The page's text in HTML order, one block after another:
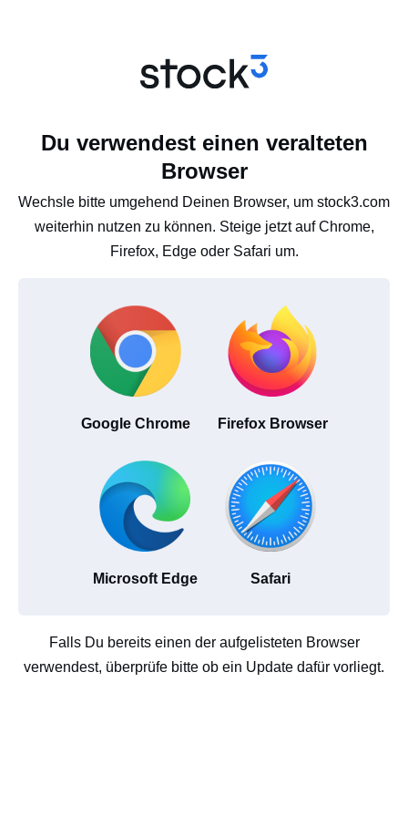
Du verwendest einen veralteten
Browser
Wechsle bitte umgehend Deinen Browser, um stock3.com
weiterhin nutzen zu können. Steige jetzt auf Chrome,
Firefox, Edge oder Safari um.
Google Chrome Firefox Browser
Microsoft Edge Safari
Falls Du bereits einen der aufgelisteten Browser
verwendest, überprüfe bitte ob ein Update dafür vorliegt.